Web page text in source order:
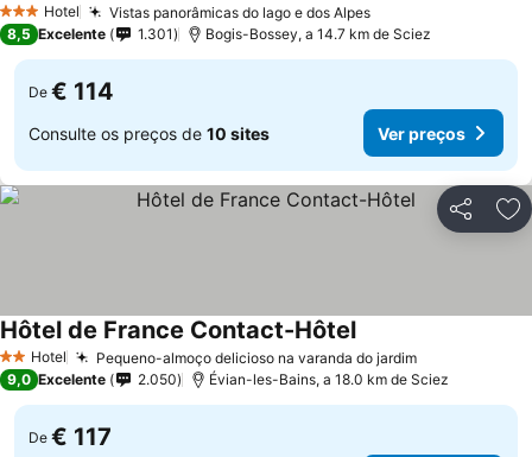
3 EstrelasHotel Vistas panorâmicas do lago e dos Alpes
8,5 Excelente 1.301 Bogis-Bossey, a 14.7 km de Sciez
De € 114
Consulte os preços de 10 sites Ver preços
Partilhar
2 Estrelas
Hotel Pequeno-almoço delicioso na varanda do jardim
Hôtel de France Contact-Hôtel
9,0 Excelente 2.050 Évian-les-Bains, a 18.0 km de Sciez
De € 117